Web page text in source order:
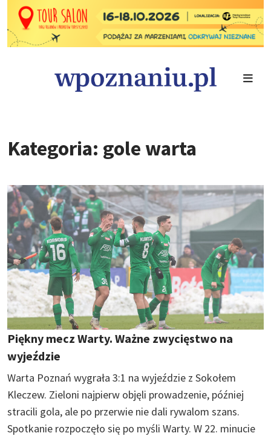
Kategoria: gole warta
Piękny mecz Warty. Ważne zwycięstwo na
wyjeździe
Warta Poznań wygrała 3:1 na wyjeździe z Sokołem
Kleczew. Zieloni najpierw objęli prowadzenie, później
stracili gola, ale po przerwie nie dali rywalom szans.
Spotkanie rozpoczęło się po myśli Warty. W 22. minucie